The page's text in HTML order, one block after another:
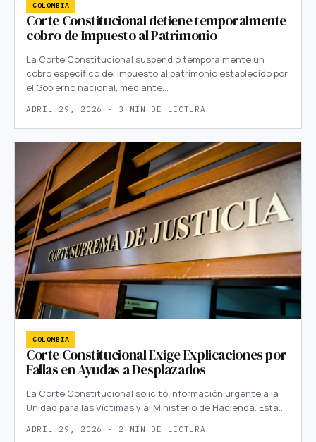
COLOMBIA
Corte Constitucional detiene temporalmente
cobro de Impuesto al Patrimonio
La Corte Constitucional suspendió temporalmente un
cobro específico del impuesto al patrimonio establecido por
el Gobierno nacional, mediante…
ABRIL 29, 2026 · 3 MIN DE LECTURA
COLOMBIA
Corte Constitucional Exige Explicaciones por
Fallas en Ayudas a Desplazados
La Corte Constitucional solicitó información urgente a la
Unidad para las Víctimas y al Ministerio de Hacienda. Esta…
ABRIL 29, 2026 · 2 MIN DE LECTURA